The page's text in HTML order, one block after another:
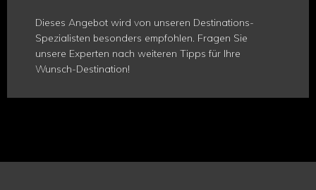
Dieses Angebot wird von unseren Destinations-
Spezialisten besonders empfohlen. Fragen Sie
unsere Experten nach weiteren Tipps für Ihre
Wunsch-Destination!